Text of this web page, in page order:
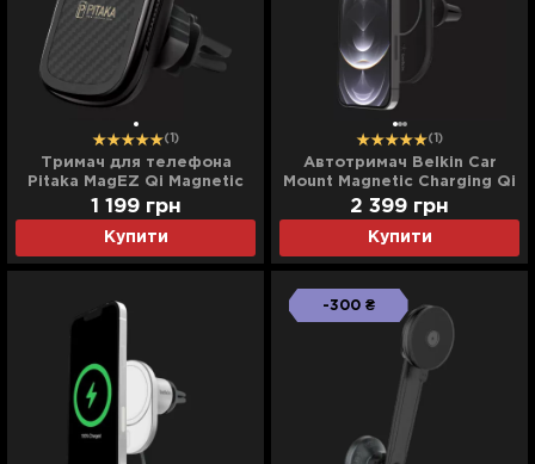
(1)
Тримач для телефона
Pitaka MagEZ Qi Magnetic
Car Mount Charge (Black)
Купити
1 199 грн
(1)
Автотримач Belkin Car
Mount Magnetic Charging Qi
Купити
2 399 грн
-300 ₴